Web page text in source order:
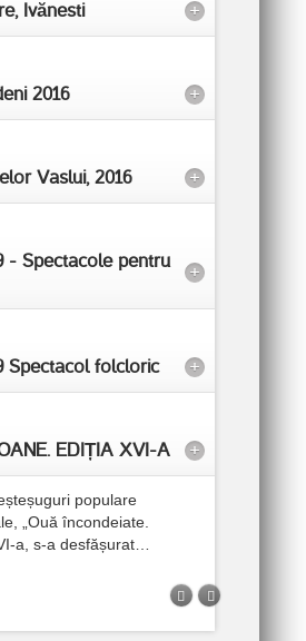
Ivănesti +
2016 +
Vaslui, 2016 +
- Spectacole pentru
+
Spectacol folcloric +
EDIȚIA XVI-A +
populare
„Ouă încondeiate.
a, s-a desfășurat